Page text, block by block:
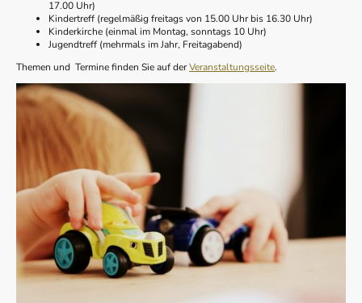
17.00 Uhr)
Kindertreff (regelmäßig freitags von 15.00 Uhr bis 16.30 Uhr)
Kinderkirche (einmal im Montag, sonntags 10 Uhr)
Jugendtreff (mehrmals im Jahr, Freitagabend)
Themen und Termine finden Sie auf derVeranstaltungsseite.